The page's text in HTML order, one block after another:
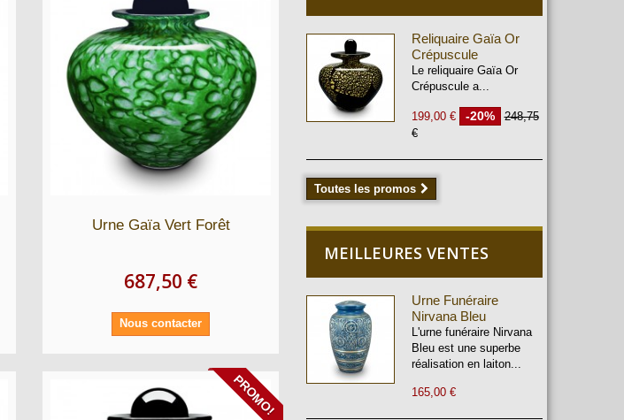
Reliquaire Gaïa Or
Crépuscule
Le reliquaire Gaïa Or
Crépuscule a...
199,00 € -20%
248,75
€
Toutes les promos
MEILLEURES VENTES
Urne Funéraire
Nirvana Bleu
L'urne funéraire Nirvana
Bleu est une superbe
réalisation en laiton...
165,00 €
Urne Gaïa Vert Forêt
687,50 €
Nous contacter
PROMO!